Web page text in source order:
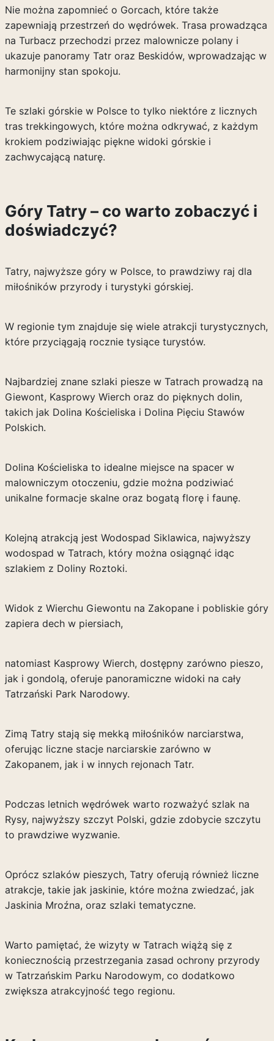
Nie można zapomnieć o Gorcach, które także
zapewniają przestrzeń do wędrówek. Trasa prowadząca
na Turbacz przechodzi przez malownicze polany i
ukazuje panoramy Tatr oraz Beskidów, wprowadzając w
harmonijny stan spokoju.
Te szlaki górskie w Polsce to tylko niektóre z licznych
tras trekkingowych, które można odkrywać, z każdym
krokiem podziwiając piękne widoki górskie i
zachwycającą naturę.
Góry Tatry – co warto zobaczyć i
doświadczyć?
Tatry, najwyższe góry w Polsce, to prawdziwy raj dla
miłośników przyrody i turystyki górskiej.
W regionie tym znajduje się wiele atrakcji turystycznych,
które przyciągają rocznie tysiące turystów.
Najbardziej znane szlaki piesze w Tatrach prowadzą na
Giewont, Kasprowy Wierch oraz do pięknych dolin,
takich jak Dolina Kościeliska i Dolina Pięciu Stawów
Polskich.
Dolina Kościeliska to idealne miejsce na spacer w
malowniczym otoczeniu, gdzie można podziwiać
unikalne formacje skalne oraz bogatą florę i faunę.
Kolejną atrakcją jest Wodospad Siklawica, najwyższy
wodospad w Tatrach, który można osiągnąć idąc
szlakiem z Doliny Roztoki.
Widok z Wierchu Giewontu na Zakopane i pobliskie góry
zapiera dech w piersiach,
natomiast Kasprowy Wierch, dostępny zarówno pieszo,
jak i gondolą, oferuje panoramiczne widoki na cały
Tatrzański Park Narodowy.
Zimą Tatry stają się mekką miłośników narciarstwa,
oferując liczne stacje narciarskie zarówno w
Zakopanem, jak i w innych rejonach Tatr.
Podczas letnich wędrówek warto rozważyć szlak na
Rysy, najwyższy szczyt Polski, gdzie zdobycie szczytu
to prawdziwe wyzwanie.
Oprócz szlaków pieszych, Tatry oferują również liczne
atrakcje, takie jak jaskinie, które można zwiedzać, jak
Jaskinia Mroźna, oraz szlaki tematyczne.
Warto pamiętać, że wizyty w Tatrach wiążą się z
koniecznością przestrzegania zasad ochrony przyrody
w Tatrzańskim Parku Narodowym, co dodatkowo
zwiększa atrakcyjność tego regionu.